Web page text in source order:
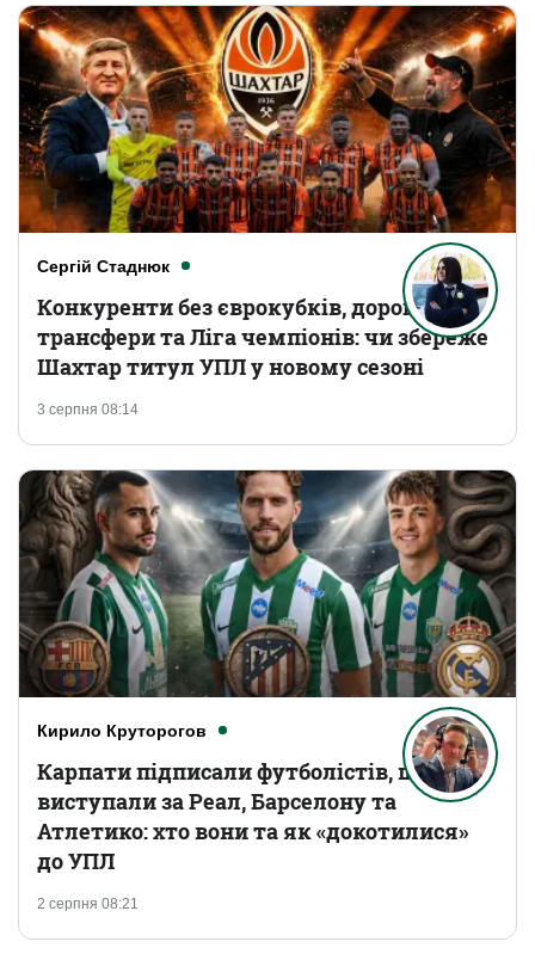
Сергій Стаднюк
3 серпня 08:14
Конкуренти без єврокубків, дорогі
трансфери та Ліга чемпіонів: чи збереже
Шахтар титул УПЛ у новому сезоні
Кирило Круторогов
2 серпня 08:21
Карпати підписали футболістів, що
виступали за Реал, Барселону та
Атлетико: хто вони та як «докотилися»
до УПЛ